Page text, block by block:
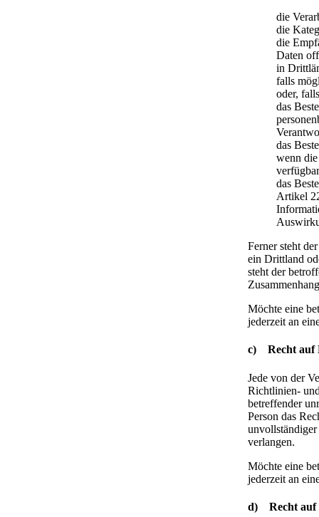
die
die
die
Daten
in
falls
oder,
das
das
wenn
das
Artikel
Ferner steht
ein Drittland
steht der
Möchte eine
jederzeit an
c) Recht auf
Jede von der
Richtlinien-
betreffender
Person das
verlangen.
Möchte eine
jederzeit an
d) Recht auf